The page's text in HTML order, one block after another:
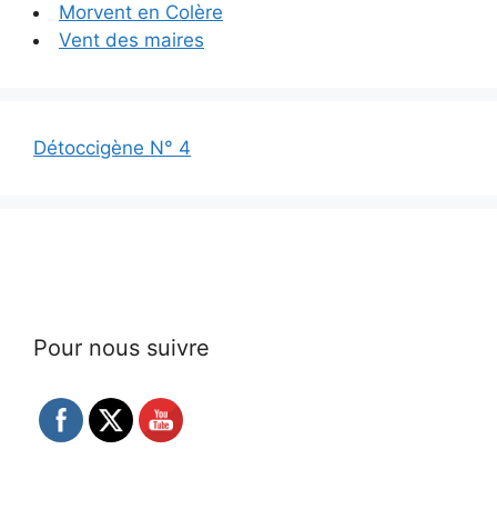
Morvent en Colère
Vent des maires
Détoccigène N° 4
Pour nous suivre